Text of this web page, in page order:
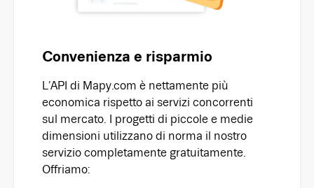
Convenienza e risparmio
L’API di Mapy.com è nettamente più
economica rispetto ai servizi concorrenti
sul mercato. I progetti di piccole e medie
dimensioni utilizzano di norma il nostro
servizio completamente gratuitamente.
Offriamo: